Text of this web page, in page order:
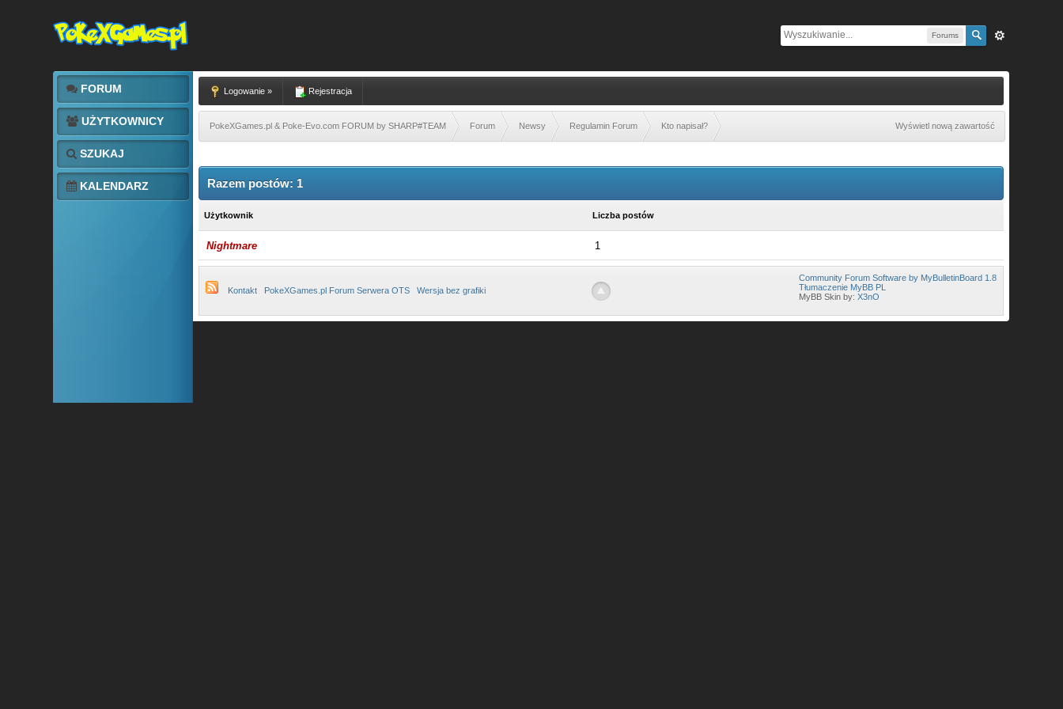
Forums
FORUM
UŻYTKOWNICY
SZUKAJ
KALENDARZ
Logowanie » Rejestracja
PokeXGames.pl & Poke-Evo.com FORUM by SHARP#TEAM Forum Newsy Regulamin Forum Kto napisał? Wyświetl nową zawartość
Razem postów: 1
Użytkownik Liczba postów
Nightmare 1
Kontakt PokeXGames.pl Forum Serwera OTS Wersja bez grafiki
Community Forum Software by MyBulletinBoard 1.8
Tłumaczenie MyBB PL
MyBB Skin by:X3nO